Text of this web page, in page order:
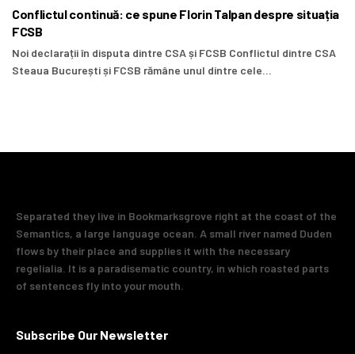
Conflictul continuă: ce spune Florin Talpan despre situația
FCSB
Noi declarații în disputa dintre CSA și FCSB Conflictul dintre CSA
Steaua București și FCSB rămâne unul dintre cele...
Separated they live in Bookmarksgrove right at the coast of the
Semantics, a large language ocean. A small river named Duden
flows by their place and supplies it with the necessary
regelialia. It is a paradisematic country, in which roasted parts
of sentences fly into your mouth.
Subscribe Our Newsletter